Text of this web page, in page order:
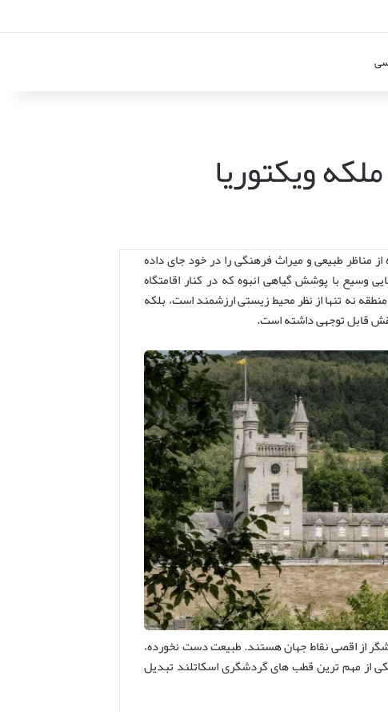
ویکتوریا
مناظر طبیعی و میراث فرهنگی را در خود جای داده
وسیع با پوشش گیاهی انبوه که در کنار اقامتگاه
نه تنها از نظر محیط زیستی ارزشمند است، بلکه
نقش قابل توجهی داشته است.
از اقصی نقاط جهان هستند. طبیعت دست نخورده،
از مهم ترین قطب های گردشگری اسکاتلند تبدیل